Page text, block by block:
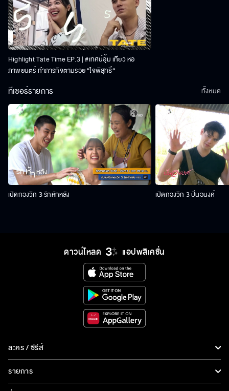
Highlight Tate Time EP.3 | #เทศน์อุ้ม เที่ยว หอ
ภาพยนตร์ ทำภารกิจตามรอย “ใจพิสุทธิ์“
ทีเซอร์รายการ
เปิดกองวิก 3 รักหักหลัง เปิดกองวิก 3 ปิ่นอนงค์
ทั้งหมด
ดาวน์โหลด แอปพลิเคชั่น
ละคร / ซีรีส์
ละคร/ซีรีส์
ซีรีส์นานาชาติ
รายการ
รายการทั้งหมด